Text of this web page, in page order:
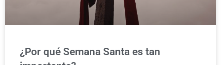
¿Por qué Semana Santa es tan